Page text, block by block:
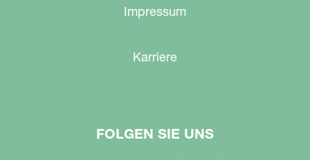
Impressum
Karriere
FOLGEN SIE UNS